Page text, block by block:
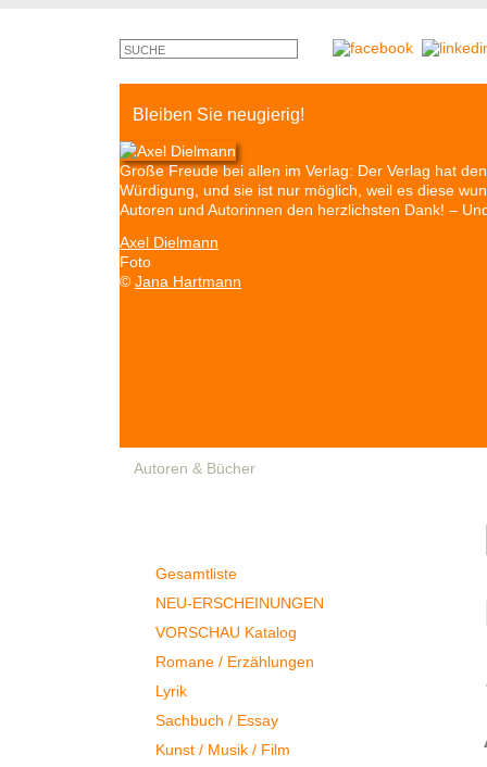
Bleiben Sie neugierig!
Große Freude bei allen im Verlag: Der Verlag hat
Würdigung, und sie ist nur möglich, weil es diese
Autoren und Autorinnen den herzlichsten Dank! –
Axel Dielmann
Foto
© Jana Hartmann
Autoren & Bücher
Gesamtliste
NEU-ERSCHEINUNGEN
VORSCHAU Katalog
Romane / Erzählungen
Lyrik
Sachbuch / Essay
Kunst / Musik / Film